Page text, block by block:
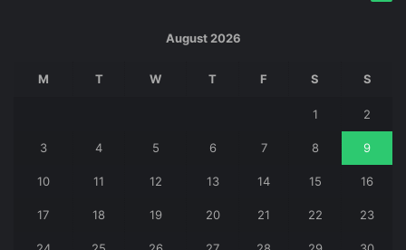
August 2026
M T W T F S S
1 2
3 4 5 6 7 8 9
10 11 12 13 14 15 16
17 18 19 20 21 22 23